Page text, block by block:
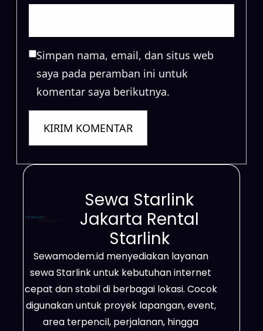
Simpan nama, email, dan situs web
saya pada peramban ini untuk
komentar saya berikutnya.
Sewa Starlink
Jakarta Rental
Starlink
Sewamodem.id menyediakan layanan
sewa Starlink untuk kebutuhan internet
cepat dan stabil di berbagai lokasi. Cocok
digunakan untuk proyek lapangan, event,
area terpencil, perjalanan, hingga